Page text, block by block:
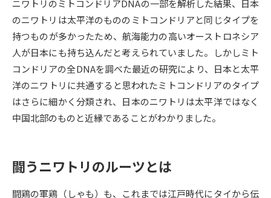
オープンキャンパスなどを調べる
オープンキャンパス検索 実施プログラムから探す
夢ナビライブ
志望校・出願校を調べる
ニワトリのミトコンドリアDNAの一部を解析した結果、日本
のニワトリは太平洋のもののミトコンドリアと同じタイプを
持つものが多かったため、航海能力の高いオーストロネシア
人が日本にも持ち込んだと考えられていました。しかしミト
コンドリアの全DNAを調べた最近の研究により、日本と太平
洋のニワトリに共通すると思われたミトコンドリアのタイプ
はさらに細かく分類され、日本のニワトリは太平洋ではなく
中国北部のものと近縁であることがわかりました。
闘うニワトリのルーツとは
闘鶏の軍鶏（しゃも）も、これまでは江戸時代にタイから伝